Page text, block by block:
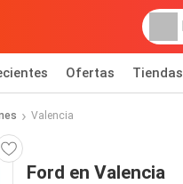
Ofertas Tiendas
Valencia
Ford en Valencia